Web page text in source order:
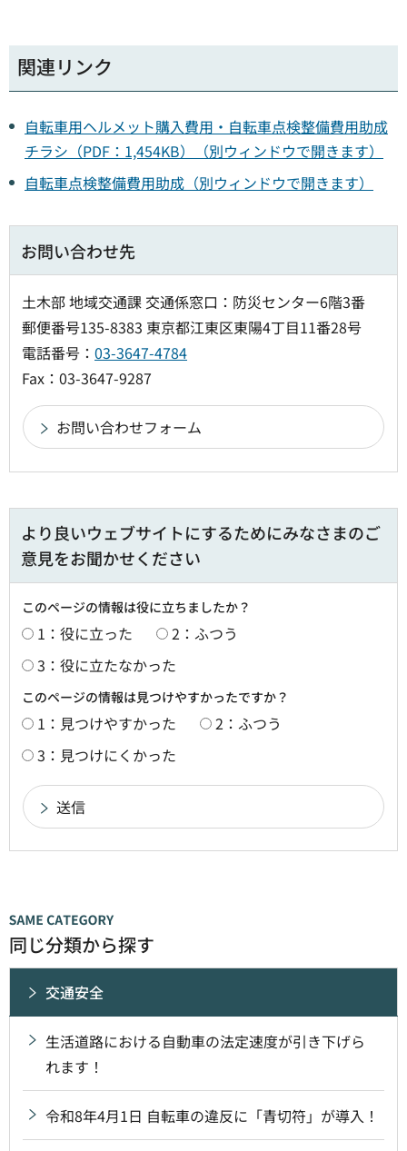
関連リンク
自転車用ヘルメット購入費用・自転車点検整備費用助成
チラシ（PDF：1,454KB）（別ウィンドウで開きます）
自転車点検整備費用助成（別ウィンドウで開きます）
お問い合わせ先
土木部 地域交通課 交通係窓口：防災センター6階3番
郵便番号135-8383 東京都江東区東陽4丁目11番28号
電話番号： 03-3647-4784
Fax：03-3647-9287
より良いウェブサイトにするためにみなさまのご
意見をお聞かせください
このページの情報は役に立ちましたか？
1：役に立った
2：ふつう
3：役に立たなかった
このページの情報は見つけやすかったですか？
1：見つけやすかった
2：ふつう
3：見つけにくかった
同じ分類から探す
交通安全
生活道路における自動車の法定速度が引き下げら
れます！
令和8年4月1日 自転車の違反に「青切符」が導入！